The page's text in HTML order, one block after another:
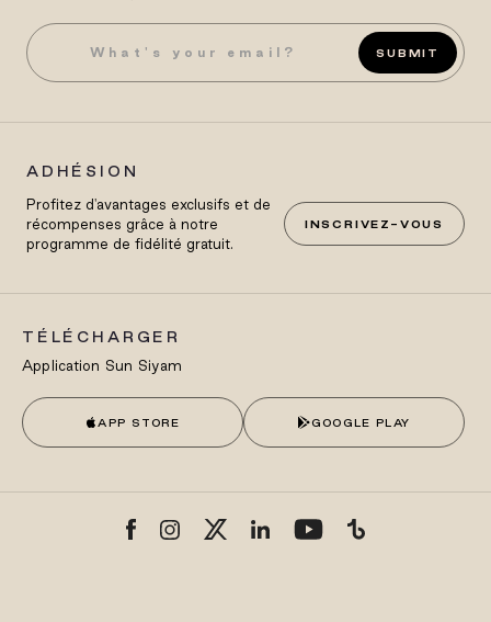
SUBMIT
ADHÉSION
Profitez d'avantages exclusifs et de
récompenses grâce à notre
programme de fidélité gratuit.
INSCRIVEZ-VOUS
TÉLÉCHARGER
Application Sun Siyam
APP STORE GOOGLE PLAY